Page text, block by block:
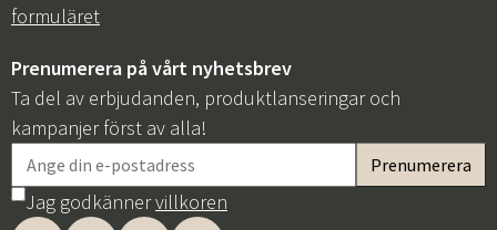
formuläret
Prenumerera på vårt nyhetsbrev
Ta del av erbjudanden, produktlanseringar och
kampanjer först av alla!
Jag godkännervillkoren